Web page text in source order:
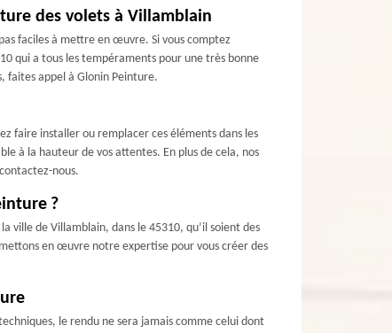
des volets à Villamblain
faciles à mettre en œuvre. Si vous comptez
qui a tous les tempéraments pour une très bonne
faites appel à Glonin Peinture.
faire installer ou remplacer ces éléments dans les
à la hauteur de vos attentes. En plus de cela, nos
nous.
?
ville de Villamblain, dans le 45310, qu’il soient des
en œuvre notre expertise pour vous créer des
le rendu ne sera jamais comme celui dont